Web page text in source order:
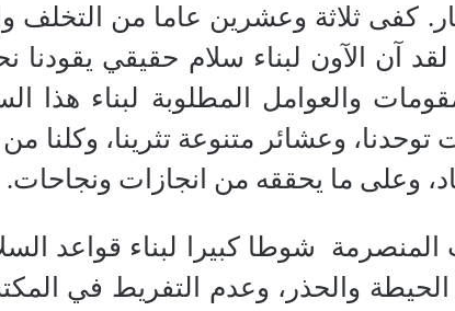
كفى ثلاثة وعشرين عاما من التخلف
آن الآون لبناء سلام حقيقي يقودنا
والعوامل المطلوبة لبناء هذا
توحدنا، وعشائر متنوعة تثرينا،
وعلى ما يحققه من انجازات ونجاحات.
المنصرمة
شوطا كبيرا لبناء قواعد
والحذر، وعدم التفريط في